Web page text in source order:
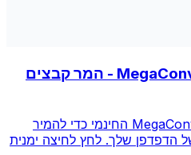
MegaConvert Chrome Extension - המר קבצים
התקן את תוסף MegaConvert Chrome החינמי כדי להמיר
הדפדפן שלך. לחץ לחיצה ימנית